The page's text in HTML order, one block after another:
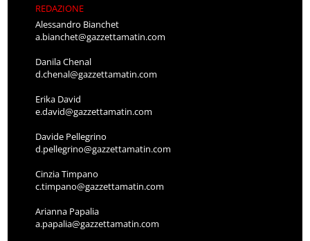
REDAZIONE
Alessandro Bianchet
a.bianchet@gazzettamatin.com
Danila Chenal
d.chenal@gazzettamatin.com
Erika David
e.david@gazzettamatin.com
Davide Pellegrino
d.pellegrino@gazzettamatin.com
Cinzia Timpano
c.timpano@gazzettamatin.com
Arianna Papalia
a.papalia@gazzettamatin.com